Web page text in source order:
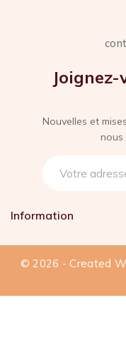
Nouvelles et
nous
Information
© 2026 - Created